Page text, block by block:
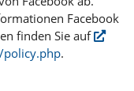
Facebook
finden Sie auf
.